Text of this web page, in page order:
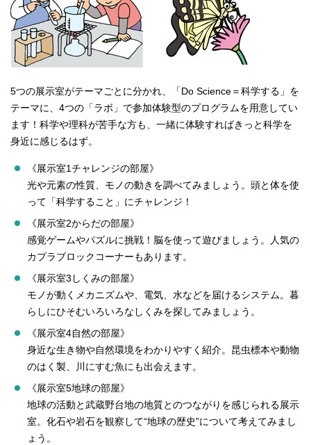
5つの展示室がテーマごとに分かれ、「Do Science＝科学する」を
テーマに、4つの「ラボ」で参加体験型のプログラムを用意してい
ます！科学や理科が苦手な方も、一緒に体験すればきっと科学を
身近に感じるはず。
《展示室1チャレンジの部屋》
光や元素の性質、モノの動きを調べてみましょう。頭と体を使
って「科学すること」にチャレンジ！
《展示室2からだの部屋》
感覚ゲームやパズルに挑戦！脳を使って遊びましょう。人気の
カプラブロックコーナーもあります。
《展示室3しくみの部屋》
モノが動くメカニズムや、電気、水などを届けるシステム。暮
らしにひそむいろいろなしくみを探してみましょう。
《展示室4自然の部屋》
身近な生き物や自然環境をわかりやすく紹介。昆虫標本や動物
のはく製、川にすむ魚にも出会えます。
《展示室5地球の部屋》
地球の活動と武蔵野台地の地質とのつながりを感じられる展示
室。化石や岩石を観察して“地球の歴史”について考えてみまし
ょう。